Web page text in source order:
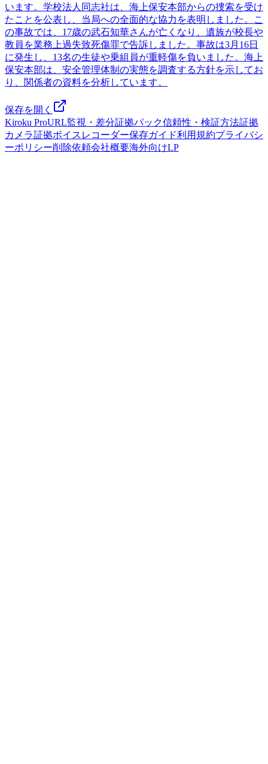
います。学校法人同志社は、海上保安本部からの捜索を受け
たことを公表し、当局への全面的な協力を表明しました。こ
の事故では、17歳の武石知華さんが亡くなり、遺族が校長や
教員を業務上過失致死傷罪で告訴しました。事故は3月16日
に発生し、13名の生徒や乗組員が重軽傷を負いました。海上
保安本部は、安全管理体制の実態を調査する方針を示してお
り、関係者の資料を分析しています。
保存を開く
Kiroku ProURL監視・差分証拠パック信頼性・検証方法証拠
カメラ証拠ボイスレコーダー保存ガイド利用規約プライバシ
ーポリシー削除依頼会社概要海外向けLP